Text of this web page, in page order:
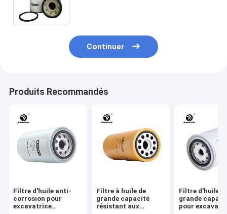
Continuer
Produits Recommandés
Filtre d'huile anti-
corrosion pour
excavatrice
Filtre à huile de
grande capacité
résistant aux
Filtre d'huile
grande
pour